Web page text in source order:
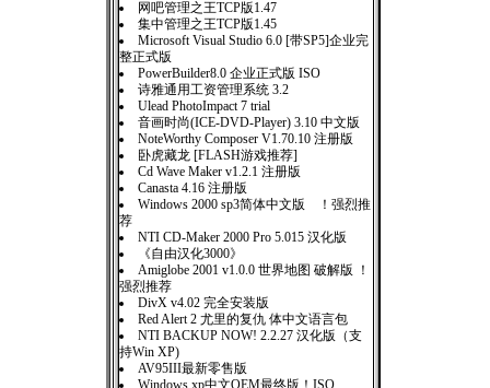
网吧管理之王TCP版1.47
集中管理之王TCP版1.45
Microsoft Visual Studio 6.0 [带SP5]企业完
整正式版
PowerBuilder8.0 企业正式版 ISO
诗雅通用工资管理系统 3.2
Ulead PhotoImpact 7 trial
音画时尚(ICE-DVD-Player) 3.10 中文版
NoteWorthy Composer V1.70.10 注册版
卧虎藏龙 [FLASH游戏推荐]
Cd Wave Maker v1.2.1 注册版
Canasta 4.16 注册版
Windows 2000 sp3简体中文版 ！强烈推
荐
NTI CD-Maker 2000 Pro 5.015 汉化版
《自由汉化3000》
Amiglobe 2001 v1.0.0 世界地图 破解版 ！
强烈推荐
DivX v4.02 完全安装版
Red Alert 2 尤里的复仇 体中文语言包
NTI BACKUP NOW! 2.2.27 汉化版（支
持Win XP)
AV95III最新零售版
Windows xp中文OEM最终版！ISO